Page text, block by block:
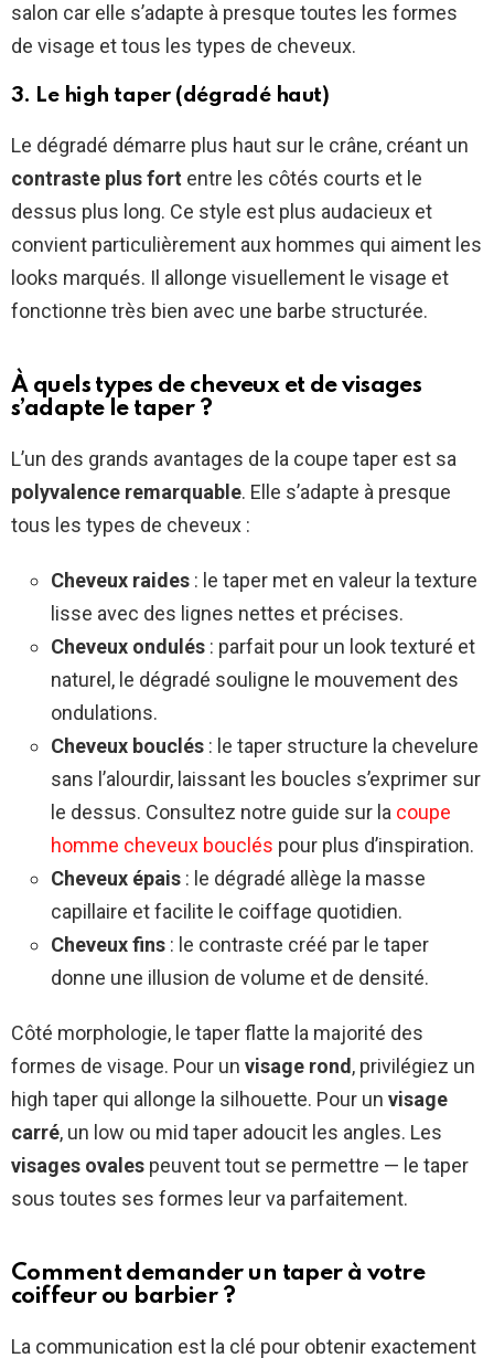
salon car elle s’adapte à presque toutes les formes
de visage et tous les types de cheveux.
3. Le high taper (dégradé haut)
Le dégradé démarre plus haut sur le crâne, créant un
contraste plus fort entre les côtés courts et le
dessus plus long. Ce style est plus audacieux et
convient particulièrement aux hommes qui aiment les
looks marqués. Il allonge visuellement le visage et
fonctionne très bien avec une barbe structurée.
À quels types de cheveux et de visages
s’adapte le taper ?
L’un des grands avantages de la coupe taper est sa
polyvalence remarquable. Elle s’adapte à presque
tous les types de cheveux :
Cheveux raides : le taper met en valeur la texture
lisse avec des lignes nettes et précises.
Cheveux ondulés : parfait pour un look texturé et
naturel, le dégradé souligne le mouvement des
ondulations.
Cheveux bouclés : le taper structure la chevelure
sans l’alourdir, laissant les boucles s’exprimer sur
le dessus. Consultez notre guide sur la coupe
homme cheveux bouclés pour plus d’inspiration.
Cheveux épais : le dégradé allège la masse
capillaire et facilite le coiffage quotidien.
Cheveux fins : le contraste créé par le taper
donne une illusion de volume et de densité.
Côté morphologie, le taper flatte la majorité des
formes de visage. Pour un visage rond, privilégiez un
high taper qui allonge la silhouette. Pour un visage
carré, un low ou mid taper adoucit les angles. Les
visages ovales peuvent tout se permettre — le taper
sous toutes ses formes leur va parfaitement.
Comment demander un taper à votre
coiffeur ou barbier ?
La communication est la clé pour obtenir exactement